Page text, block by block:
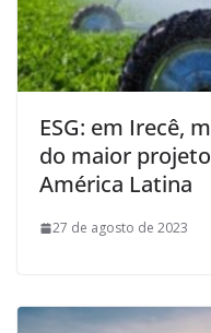
ESG: em Irecê,
do maior
América Latina
27 de agosto de 2023